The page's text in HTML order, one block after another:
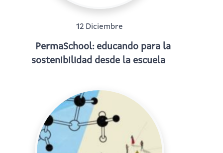
12 Diciembre
PermaSchool: educando para la
sostenibilidad desde la escuela